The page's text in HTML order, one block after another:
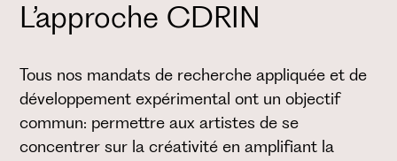
L’approche CDRIN
Tous nos mandats de recherche appliquée et de
développement expérimental ont un objectif
commun: permettre aux artistes de se
concentrer sur la créativité en amplifiant la